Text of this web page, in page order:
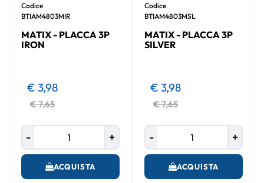
Codice
BTIAM4803MIR
MATIX - PLACCA 3P
IRON
€ 7,65
€ 3,98
ACQUISTA
Codice
BTIAM4803MSL
MATIX - PLACCA 3P
SILVER
€ 7,65
€ 3,98
ACQUISTA